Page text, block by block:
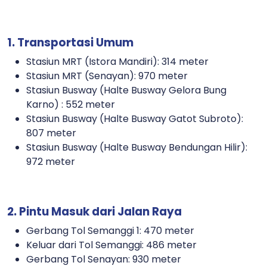
1. Transportasi Umum
Stasiun MRT (Istora Mandiri): 314 meter
Stasiun MRT (Senayan): 970 meter
Stasiun Busway (Halte Busway Gelora Bung
Karno) : 552 meter
Stasiun Busway (Halte Busway Gatot Subroto):
807 meter
Stasiun Busway (Halte Busway Bendungan Hilir):
972 meter
2. Pintu Masuk dari Jalan Raya
Gerbang Tol Semanggi 1: 470 meter
Keluar dari Tol Semanggi: 486 meter
Gerbang Tol Senayan: 930 meter